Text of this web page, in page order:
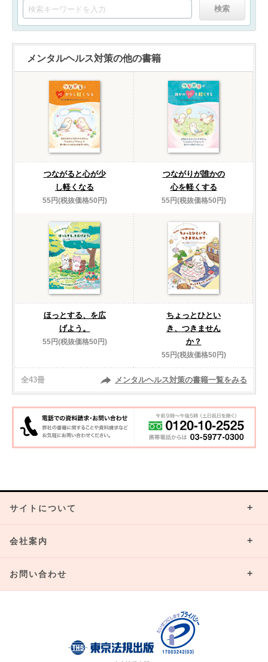
メンタルヘルス対策の他の書籍
つながると心が少
し軽くなる
55円(税抜価格50円)
つながりが誰かの
心を軽くする
55円(税抜価格50円)
ほっとする、を広
げよう。
55円(税抜価格50円)
ちょっとひとい
き、つきません
か？
55円(税抜価格50円)
全43冊 メンタルヘルス対策の書籍一覧をみる
サイトについて
会社案内
お問い合わせ